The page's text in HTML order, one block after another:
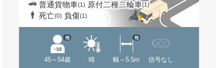
普通貨物車(1) 原付二種二輪車(1)
死亡(0) 負傷(1)
45～54歳
他
晴 幅～5.5m
他
信号なし